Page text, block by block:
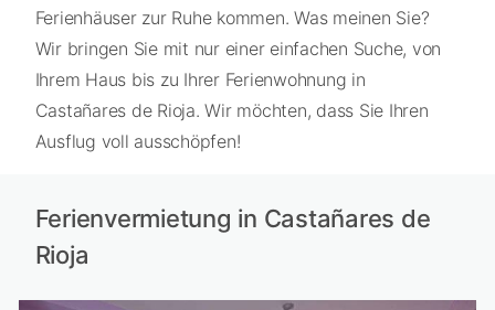
Ferienhäuser zur Ruhe kommen. Was meinen Sie?
Wir bringen Sie mit nur einer einfachen Suche, von
Ihrem Haus bis zu Ihrer Ferienwohnung in
Castañares de Rioja. Wir möchten, dass Sie Ihren
Ausflug voll ausschöpfen!
Ferienvermietung in Castañares de
Rioja